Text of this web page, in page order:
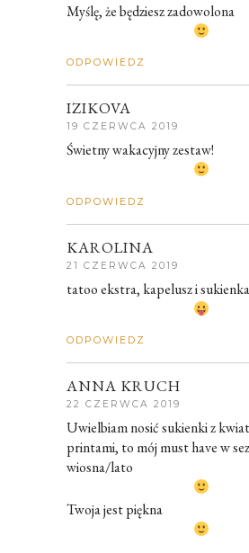
Myślę, że będziesz zadowolona
ODPOWIEDZ
IZIKOVA
19 CZERWCA 2019
Świetny wakacyjny zestaw!
ODPOWIEDZ
KAROLINA
21 CZERWCA 2019
tatoo ekstra, kapelusz i
ODPOWIEDZ
ANNA KRUCH
22 CZERWCA 2019
Uwielbiam nosić sukienki z
printami, to mój must have w
wiosna/lato
Twoja jest piękna